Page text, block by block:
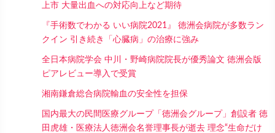
上市 大量出血への対応向上など期待
『手術数でわかる いい病院2021』 徳洲会病院が多数ラン
クイン 引き続き「心臓病」の治療に強み
全日本病院学会 中川・野崎病院院長が優秀論文 徳洲会版
ピアレビュー導入で受賞
湘南鎌倉総合病院輸血の安全性を担保
国内最大の民間医療グループ「徳洲会グループ」創設者 徳
田虎雄・医療法人徳洲会名誉理事長が逝去 理念“生命だけ